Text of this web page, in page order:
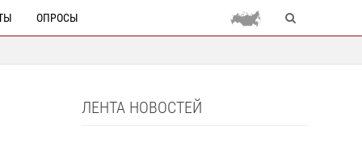
ОПРОСЫ
ЛЕНТА НОВОСТЕЙ